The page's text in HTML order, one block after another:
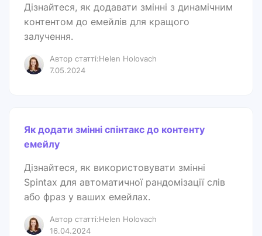
Дізнайтеся, як додавати змінні з динамічним
контентом до емейлів для кращого
залучення.
Автор статті:Helen Holovach
7.05.2024
Як додати змінні спінтакс до контенту
емейлу
Дізнайтеся, як використовувати змінні
Spintax для автоматичної рандомізації слів
або фраз у ваших емейлах.
Автор статті:Helen Holovach
16.04.2024